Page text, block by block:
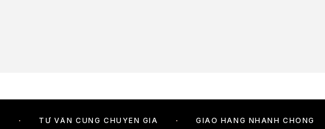
TƯ VẤN CÙNG CHUYÊN GIA GIAO HÀNG NHANH CHÓNG